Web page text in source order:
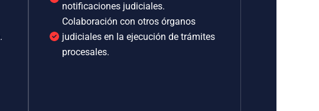
notificaciones judiciales.
Colaboración con otros órganos
judiciales en la ejecución de trámites
procesales.